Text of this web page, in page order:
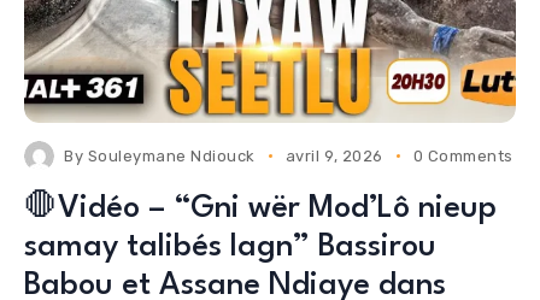
By Souleymane Ndiouck avril 9, 2026 0 Comments
🛑Vidéo – “Gni wër Mod’Lô nieup
samay talibés lagn” Bassirou
Babou et Assane Ndiaye dans